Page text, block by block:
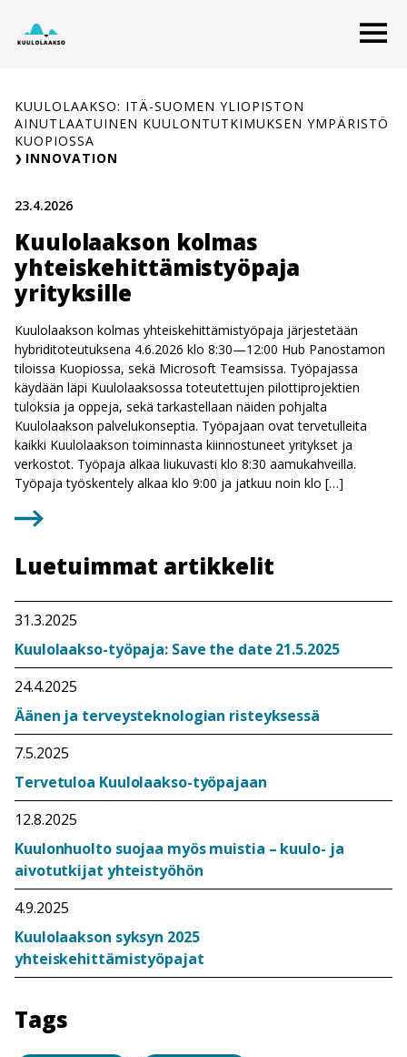
sisältöön
KUULOLAAKSO: ITÄ-SUOMEN YLIOPISTON
AINUTLAATUINEN KUULONTUTKIMUKSEN YMPÄRISTÖ
KUOPIOSSA
INNOVATION
23.4.2026
Kuulolaakson kolmas
yhteiskehittämistyöpaja
yrityksille
Kuulolaakson kolmas yhteiskehittämistyöpaja järjestetään
hybriditoteutuksena 4.6.2026 klo 8:30—12:00 Hub Panostamon
tiloissa Kuopiossa, sekä Microsoft Teamsissa. Työpajassa
käydään läpi Kuulolaaksossa toteutettujen pilottiprojektien
tuloksia ja oppeja, sekä tarkastellaan näiden pohjalta
Kuulolaakson palvelukonseptia. Työpajaan ovat tervetulleita
kaikki Kuulolaakson toiminnasta kiinnostuneet yritykset ja
verkostot. Työpaja alkaa liukuvasti klo 8:30 aamukahveilla.
Työpaja työskentely alkaa klo 9:00 ja jatkuu noin klo […]
Luetuimmat artikkelit
31.3.2025
Kuulolaakso-työpaja: Save the date 21.5.2025
24.4.2025
Äänen ja terveysteknologian risteyksessä
7.5.2025
Tervetuloa Kuulolaakso-työpajaan
12.8.2025
Kuulonhuolto suojaa myös muistia – kuulo- ja
aivotutkijat yhteistyöhön
4.9.2025
Kuulolaakson syksyn 2025
yhteiskehittämistyöpajat
Tags